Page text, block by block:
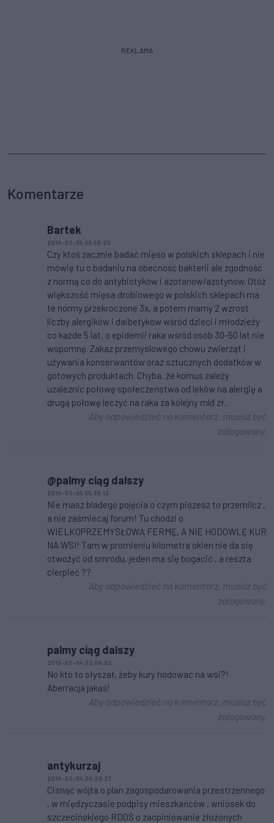
REKLAMA
Komentarze
Bartek
2019-03-05 09:58:25
Czy ktoś zacznie badać mięso w polskich sklepach i nie
mówię tu o badaniu na obecność bakterii ale zgodność
z normą co do antybiotyków i azotanow/azotynow. Otóż
większość mięsa drobiowego w polskich sklepach ma
te normy przekroczone 3x, a potem mamy 2 wzrost
liczby alergików i daibetykow wśród dzieci i młodzieży
co każde 5 lat, o epidemii raka wśród osób 30-50 lat nie
wspomnę. Zakaz przemyslowego chowu zwierząt i
używania konserwantów oraz sztucznych dodatków w
gotowych produktach. Chyba, że komuś zależy
uzaleznic połowę społeczeństwa od leków na alergię a
drugą połowę leczyć na raka za kolejny mld zł...
Aby odpowiedzieć na komentarz, musisz być
zalogowany.
@palmy ciąg dalszy
2019-03-05 05:38:13
Nie masz bladego pojęcia o czym piszesz to przemilcz ,
a nie zaśmiecaj forum! Tu chodzi o
WIELKOPRZEMYSŁOWĄ FERMĘ, A NIE HODOWLĘ KUR
NA WSI! Tam w promieniu kilometra okien nie da się
otwożyć od smrodu, jeden ma się bogacić , a reszta
cierpieć ??
Aby odpowiedzieć na komentarz, musisz być
zalogowany.
palmy ciąg dalszy
2019-03-04 22:55:02
No kto to słyszał, żeby kury hodować na wsi?!
Aberracja jakaś!
Aby odpowiedzieć na komentarz, musisz być
zalogowany.
antykurzaj
2019-03-04 20:28:27
Cisnąć wójta o plan zagospodarowania przestrzennego
, w międzyczasie podpisy mieszkańców , wniosek do
szczecińskiego RDOŚ o zaopiniowanie złożonych